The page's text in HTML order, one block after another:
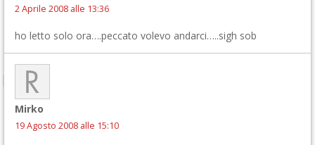
2 Aprile 2008 alle 13:36
ho letto solo ora….peccato volevo andarci…..sigh sob
Mirko
19 Agosto 2008 alle 15:10